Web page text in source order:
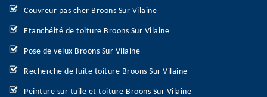
Couvreur pas cher Broons Sur Vilaine
Etanchéité de toiture Broons Sur Vilaine
Pose de velux Broons Sur Vilaine
Recherche de fuite toiture Broons Sur Vilaine
Peinture sur tuile et toiture Broons Sur Vilaine